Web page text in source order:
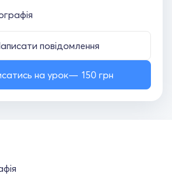
повідомлення
на урок 150 грн